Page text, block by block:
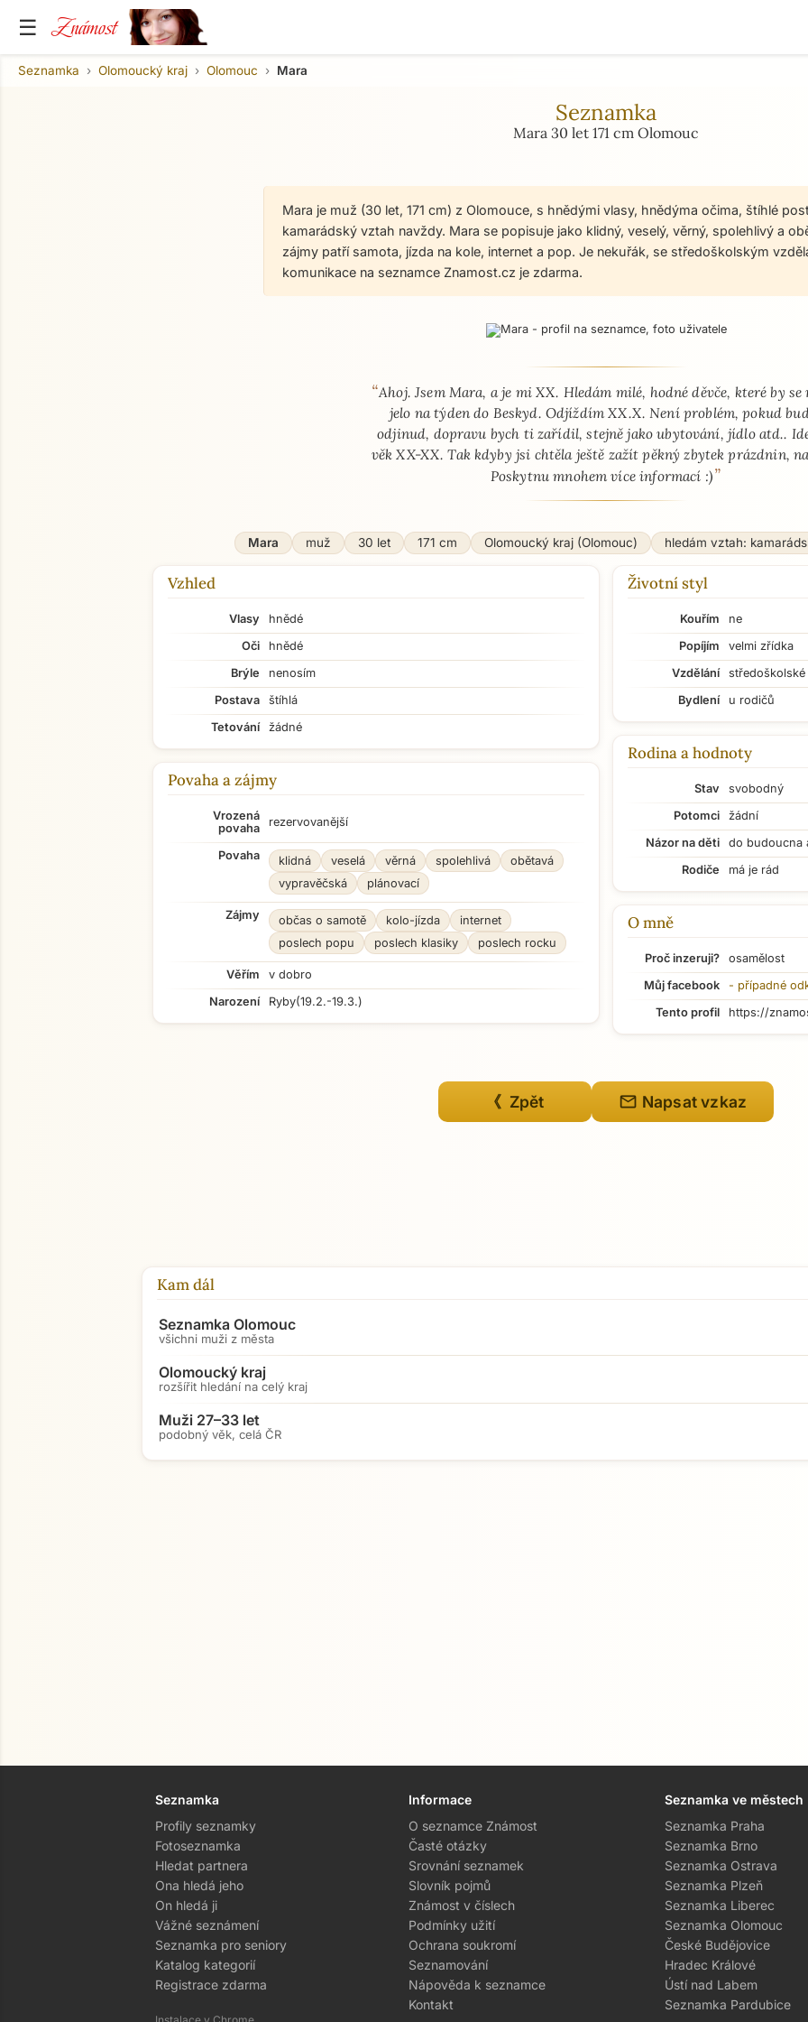
☰ Známost
Seznamka Olomoucký kraj Olomouc Mara
Seznamka
Mara 30 let 171 cm Olomouc
Mara je muž (30 let, 171 cm) z Olomouce, s hnědými vlasy, hnědýma očima, štíhlé
kamarádský vztah navždy. Mara se popisuje jako klidný, veselý, věrný, spolehlivý a
zájmy patří samota, jízda na kole, internet a pop. Je nekuřák, se středoškolským
komunikace na seznamce Znamost.cz je zdarma.
O mně - seznamka profil
“Ahoj. Jsem Mara, a je mi XX. Hledám milé, hodné děvče, které by se
jelo na týden do Beskyd. Odjíždím XX.X. Není problém, pokud
odjinud, dopravu bych ti zařídil, stejně jako ubytování, jídlo atd..
věk XX-XX. Tak kdyby jsi chtěla ještě zažít pěkný zbytek prázdnin,
Poskytnu mnohem více informací :)”
Mara muž 30 let 171 cm Olomoucký kraj (Olomouc) hledám vztah:
Vzhled
Vlasy
hnědé
Oči
hnědé
Brýle
nenosím
Postava
štíhlá
Tetování
žádné
Povaha a zájmy
Vrozená
povaha
rezervovanější
Povaha klidná veselá věrná spolehlivá
obětavá
vypravěčská
plánovací
Zájmy občas o samotě kolo-jízda
internet
poslech popu
poslech klasiky poslech rocku
Věřím
v dobro
Narození
Ryby(19.2.-19.3.)
Životní styl
Kouřím
ne
Popíjím
velmi zřídka
Vzdělání
středoškolské
Bydlení
u rodičů
Rodina a hodnoty
Stav
svobodný
Potomci
žádní
Názor na děti
do budoucna
Rodiče
má je rád
O mně
Proč inzeruji?
osamělost
Můj facebook
- případné
Tento profil
https://
《 Zpět mail Napsat vzkaz
Kam dál
Seznamka Olomouc
všichni muži z města
Olomoucký kraj
rozšířit hledání na celý kraj
Muži 27–33 let
podobný věk, celá ČR
Seznamka
Profily seznamky
Fotoseznamka
Hledat partnera
Ona hledá jeho
On hledá ji
Vážné seznámení
Seznamka pro seniory
Katalog kategorií
Registrace zdarma
Informace
O seznamce Známost
Časté otázky
Srovnání seznamek
Slovník pojmů
Známost v číslech
Podmínky užití
Ochrana soukromí
Seznamování
Nápověda k seznamce
Kontakt
Seznamka ve městech
Seznamka Praha
Seznamka Brno
Seznamka Ostrava
Seznamka Plzeň
Seznamka Liberec
Seznamka Olomouc
České Budějovice
Hradec Králové
Ústí nad Labem
Seznamka Pardubice